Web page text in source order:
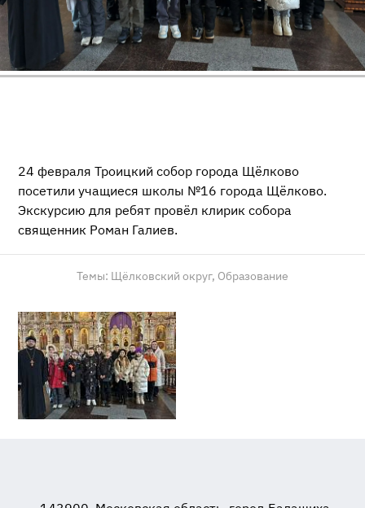
24 февраля Троицкий собор города Щёлково
посетили учащиеся школы №16 города Щёлково.
Экскурсию для ребят провёл клирик собора
священник Роман Галиев.
Темы: Щёлковский округ, Образование